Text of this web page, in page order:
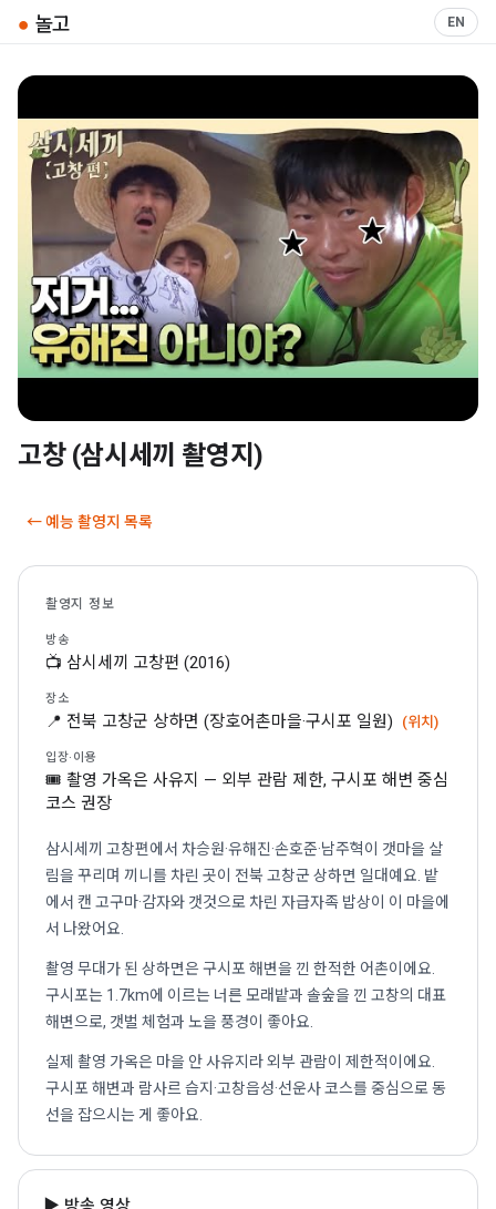
● 놀고 EN
▶
고창 (삼시세끼 촬영지)
← 예능 촬영지 목록
촬영지 정보
방송
📺 삼시세끼 고창편 (2016)
장소
📍 전북 고창군 상하면 (장호어촌마을·구시포 일원) (위치)
입장·이용
🎟 촬영 가옥은 사유지 — 외부 관람 제한, 구시포 해변 중심
코스 권장
삼시세끼 고창편에서 차승원·유해진·손호준·남주혁이 갯마을 살
림을 꾸리며 끼니를 차린 곳이 전북 고창군 상하면 일대예요. 밭
에서 캔 고구마·감자와 갯것으로 차린 자급자족 밥상이 이 마을에
서 나왔어요.
촬영 무대가 된 상하면은 구시포 해변을 낀 한적한 어촌이에요.
구시포는 1.7km에 이르는 너른 모래밭과 솔숲을 낀 고창의 대표
해변으로, 갯벌 체험과 노을 풍경이 좋아요.
실제 촬영 가옥은 마을 안 사유지라 외부 관람이 제한적이에요.
구시포 해변과 람사르 습지·고창읍성·선운사 코스를 중심으로 동
선을 잡으시는 게 좋아요.